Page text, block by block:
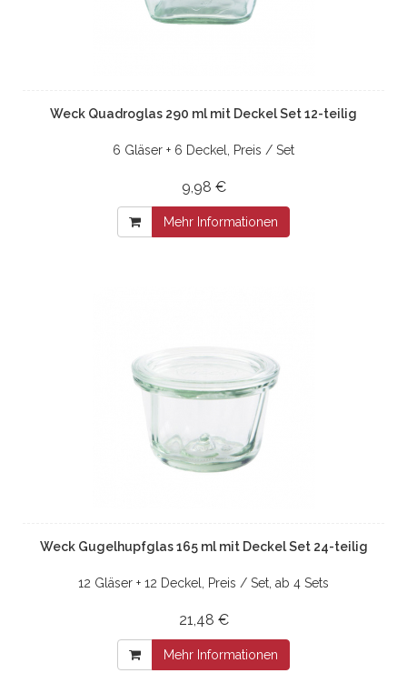
Weck Quadroglas 290 ml mit Deckel Set 12-teilig
6 Gläser + 6 Deckel, Preis / Set
9,98 €
Mehr Informationen
Weck Gugelhupfglas 165 ml mit Deckel Set 24-teilig
12 Gläser + 12 Deckel, Preis / Set, ab 4 Sets
21,48 €
Mehr Informationen